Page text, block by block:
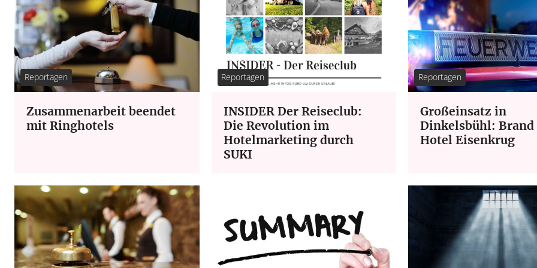
Reportagen
Zusammenarbeit beendet
mit Ringhotels
Reportagen
INSIDER Der Reiseclub:
Die Revolution im
Hotelmarketing durch
SUKI
Reportagen
Großeinsatz in
Dinkelsbühl:
Hotel Eisenkrug